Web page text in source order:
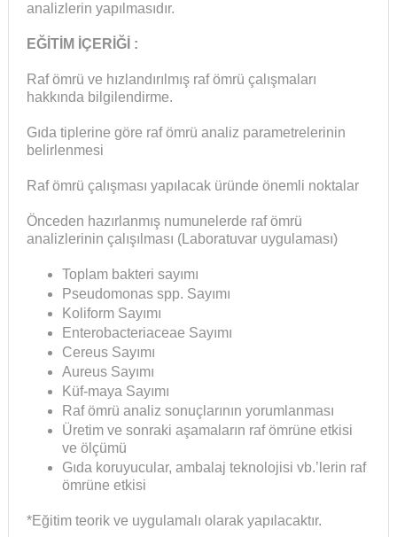
analizlerin yapılmasıdır.
EĞİTİM İÇERİĞİ :
Raf ömrü ve hızlandırılmış raf ömrü çalışmaları
hakkında bilgilendirme.
Gıda tiplerine göre raf ömrü analiz parametrelerinin
belirlenmesi
Raf ömrü çalışması yapılacak üründe önemli noktalar
Önceden hazırlanmış numunelerde raf ömrü
analizlerinin çalışılması (Laboratuvar uygulaması)
Toplam bakteri sayımı
Pseudomonas spp. Sayımı
Koliform Sayımı
Enterobacteriaceae Sayımı
Cereus Sayımı
Aureus Sayımı
Küf-maya Sayımı
Raf ömrü analiz sonuçlarının yorumlanması
Üretim ve sonraki aşamaların raf ömrüne etkisi
ve ölçümü
Gıda koruyucular, ambalaj teknolojisi vb.’lerin raf
ömrüne etkisi
*Eğitim teorik ve uygulamalı olarak yapılacaktır.